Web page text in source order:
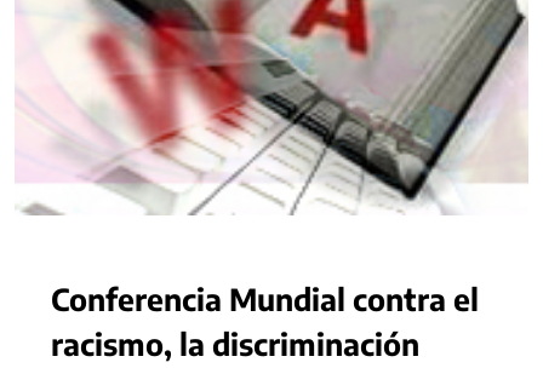
Conferencia Mundial contra el
racismo, la discriminación